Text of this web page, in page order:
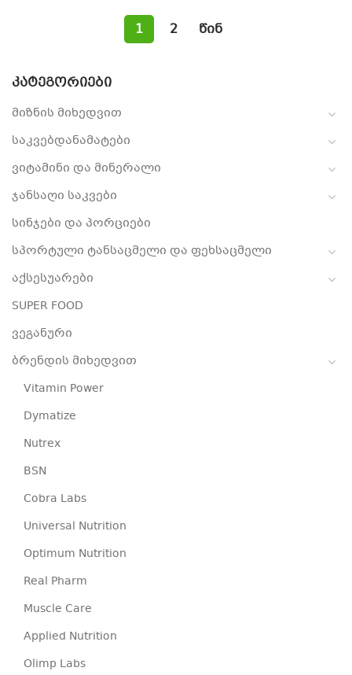
ᲙᲐᲢᲔᲒᲝᲠᲘᲔᲑᲘ
მიზნის მიხედვით
საკვებდანამატები
ვიტამინი და მინერალი
ჯანსაღი საკვები
სინჯები და პორციები
სპორტული ტანსაცმელი და ფეხსაცმელი
აქსესუარები
SUPER FOOD
ვეგანური
ბრენდის მიხედვით
Vitamin Power
Dymatize
Nutrex
BSN
Cobra Labs
Universal Nutrition
Optimum Nutrition
Real Pharm
Muscle Care
Applied Nutrition
Olimp Labs
1 2 წინ